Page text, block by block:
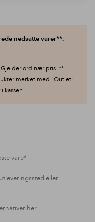
nedsatte varer**.
ordinær pris. **
merket med "Outlet"
kassen.
vare*
eller
her